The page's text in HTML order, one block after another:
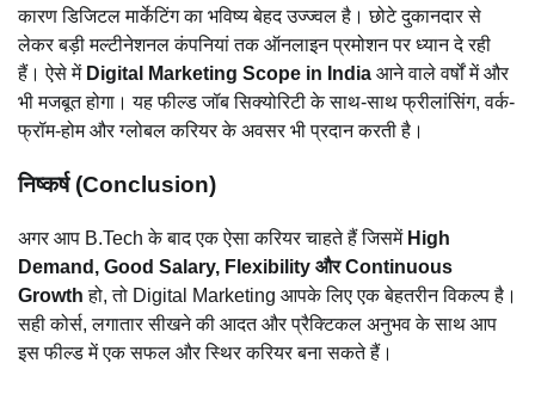
कारण डिजिटल मार्केटिंग का भविष्य बेहद उज्ज्वल है। छोटे दुकानदार से
लेकर बड़ी मल्टीनेशनल कंपनियां तक ऑनलाइन प्रमोशन पर ध्यान दे रही
हैं। ऐसे में Digital Marketing Scope in India आने वाले वर्षों में और
भी मजबूत होगा। यह फील्ड जॉब सिक्योरिटी के साथ-साथ फ्रीलांसिंग, वर्क-
फ्रॉम-होम और ग्लोबल करियर के अवसर भी प्रदान करती है।
निष्कर्ष (Conclusion)
अगर आप B.Tech के बाद एक ऐसा करियर चाहते हैं जिसमें High
Demand, Good Salary, Flexibility और Continuous
Growth हो, तो Digital Marketing आपके लिए एक बेहतरीन विकल्प है।
सही कोर्स, लगातार सीखने की आदत और प्रैक्टिकल अनुभव के साथ आप
इस फील्ड में एक सफल और स्थिर करियर बना सकते हैं।